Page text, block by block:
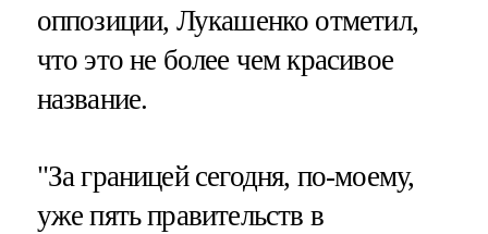
оппозиции, Лукашенко отметил,
что это не более чем красивое
название.
"За границей сегодня, по-моему,
уже пять правительств в